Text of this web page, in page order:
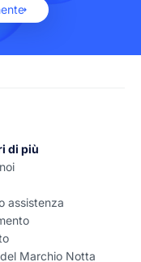
di più
assistenza
Marchio Notta